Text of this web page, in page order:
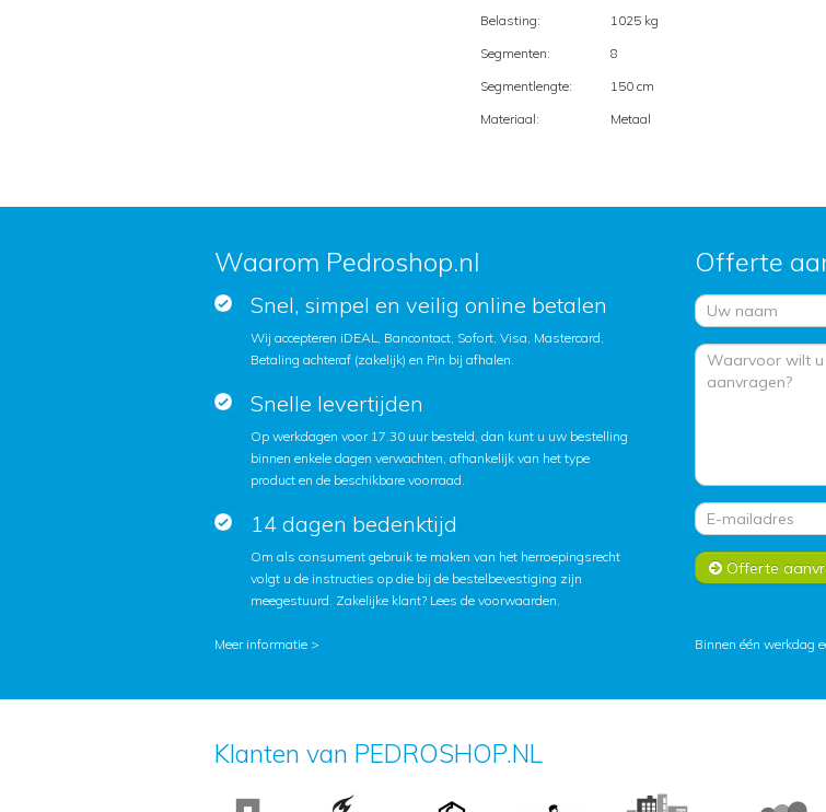
Belasting:
1025 kg
Segmenten:
8
Segmentlengte:
150 cm
Materiaal:
Metaal
Waarom Pedroshop.nl
Snel, simpel en veilig online betalen
Wij accepteren iDEAL, Bancontact, Sofort, Visa, Mastercard,
Betaling achteraf (zakelijk) en Pin bij afhalen.
Snelle levertijden
Op werkdagen voor 17.30 uur besteld, dan kunt u uw bestelling
binnen enkele dagen verwachten, afhankelijk van het type
product en de beschikbare voorraad.
14 dagen bedenktijd
Om als consument gebruik te maken van het herroepingsrecht
volgt u de instructies op die bij de bestelbevestiging zijn
meegestuurd. Zakelijke klant? Lees de voorwaarden.
Offerte
Offerte
Meer informatie > Binnen één werkdag
Klanten van PEDROSHOP.NL